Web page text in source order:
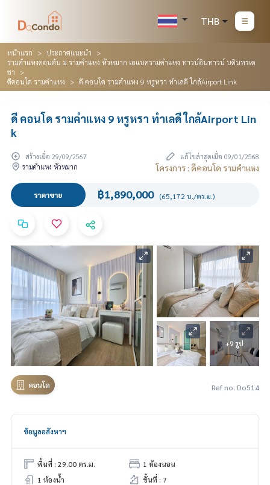
THB
หน้าแรก
ประกาศแนะนำ
รามคำแหงตอนต้น ม.รามคำแหง หัวหมาก เอแบครามคำแหง ทาวน์อินทาวน์ บดินทรเด
ชา
ดีคอนโด รามคำแหง
ดี คอนโด รามคำแหง 9 หรูหรา ทำเลดี ใกล้Airport Link
ดี คอนโด รามคำแหง 9 หรูหรา ทำเลดี ใกล้Airport Lin
k
สร้างเมื่อ 29/09/2567
แก้ไขล่าสุดเมื่อ 09/01/2568
รามคำแหง หัวหมาก
โครงการ : ดีคอนโด รามคำแหง
ราคาขาย ฿1,890,000 (65,172 บ./ตร.ม.)
+9 รูป
คอนโด Ref no. Do514
ข้อมูลอสังหาฯ
พื้นที่ : 29.00 ตร.ม.
1 ห้องนอน
1 ห้องน้ำ
ชั้นที่ : 7